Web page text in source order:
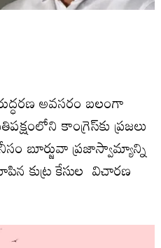
అవ‌స‌రం బ‌లంగా
కాంగ్రెస్‌కు ప్ర‌జ‌లు
బూర్జువా ప్ర‌జాస్వామ్యాన్ని
కుట్ర కేసుల విచార‌ణ